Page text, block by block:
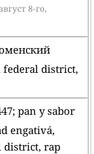
8-го,
federal district,
pan y sabor
engativá,
district, rap